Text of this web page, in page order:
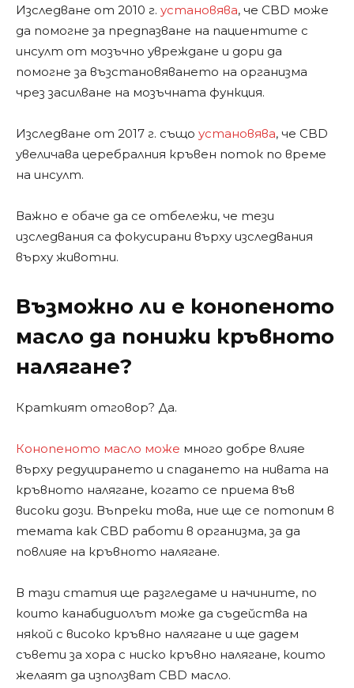
Изследване от 2010 г. установява, че CBD може
да помогне за предпазване на пациентите с
инсулт от мозъчно увреждане и дори да
помогне за възстановяването на организма
чрез засилване на мозъчната функция.
Изследване от 2017 г. също установява, че CBD
увеличава церебралния кръвен поток по време
на инсулт.
Важно е обаче да се отбележи, че тези
изследвания са фокусирани върху изследвания
върху животни.
Възможно ли е конопеното
масло да понижи кръвното
налягане?
Краткият отговор? Да.
Конопеното масло може много добре влияе
върху редуцирането и спадането на нивата на
кръвното налягане, когато се приема във
високи дози. Въпреки това, ние ще се потопим в
темата как CBD работи в организма, за да
повлияе на кръвното налягане.
В тази статия ще разгледаме и начините, по
които канабидиолът може да съдейства на
някой с високо кръвно налягане и ще дадем
съвети за хора с ниско кръвно налягане, които
желаят да използват CBD масло.